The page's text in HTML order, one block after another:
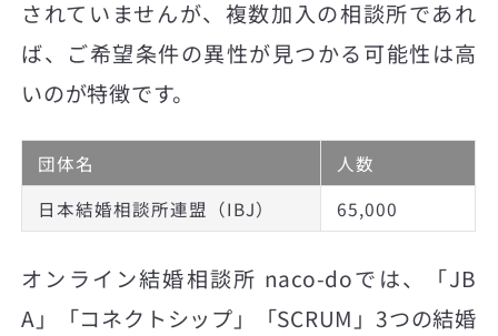
されていませんが、複数加入の相談所であれ
ば、ご希望条件の異性が見つかる可能性は高
いのが特徴です。
団体名
人数
日本結婚相談所連盟（IBJ）
65,000
オンライン結婚相談所 naco-doでは、「JB
A」「コネクトシップ」「SCRUM」3つの結婚